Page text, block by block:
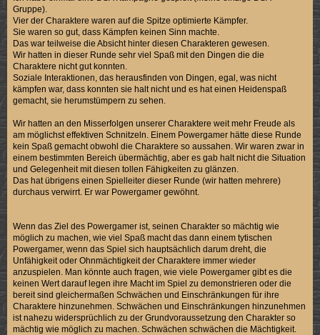
Gruppe).
Vier der Charaktere waren auf die Spitze optimierte Kämpfer.
Sie waren so gut, dass Kämpfen keinen Sinn machte.
Das war teilweise die Absicht hinter diesen Charakteren gewesen.
Wir hatten in dieser Runde sehr viel Spaß mit den Dingen die die
Charaktere nicht gut konnten.
Soziale Interaktionen, das herausfinden von Dingen, egal, was nicht
kämpfen war, dass konnten sie halt nicht und es hat einen Heidenspaß
gemacht, sie herumstümpern zu sehen.
Wir hatten an den Misserfolgen unserer Charaktere weit mehr Freude als
am möglichst effektiven Schnitzeln. Einem Powergamer hätte diese Runde
kein Spaß gemacht obwohl die Charaktere so aussahen. Wir waren zwar in
einem bestimmten Bereich übermächtig, aber es gab halt nicht die Situation
und Gelegenheit mit diesen tollen Fähigkeiten zu glänzen.
Das hat übrigens einen Spielleiter dieser Runde (wir hatten mehrere)
durchaus verwirrt. Er war Powergamer gewöhnt.
Wenn das Ziel des Powergamer ist, seinen Charakter so mächtig wie
möglich zu machen, wie viel Spaß macht das dann einem tytischen
Powergamer, wenn das Spiel sich hauptsächlich darum dreht, die
Unfähigkeit oder Ohnmächtigkeit der Charaktere immer wieder
anzuspielen. Man könnte auch fragen, wie viele Powergamer gibt es die
keinen Wert darauf legen ihre Macht im Spiel zu demonstrieren oder die
bereit sind gleichermaßen Schwächen und Einschränkungen für ihre
Charaktere hinzunehmen. Schwächen und Einschränkungen hinzunehmen
ist nahezu widersprüchlich zu der Grundvoraussetzung den Charakter so
mächtig wie möglich zu machen. Schwächen schwächen die Mächtigkeit.